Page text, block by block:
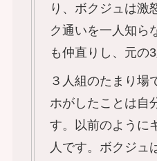
り、ボクジュは激
ク通いを一人知ら
も仲直りし、元の
３人組のたまり場
ホがしたことは自
す。以前のように
人です。ボクジュ